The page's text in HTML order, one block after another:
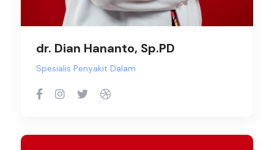
dr. Dian Hananto, Sp.PD
Spesialis Penyakit Dalam